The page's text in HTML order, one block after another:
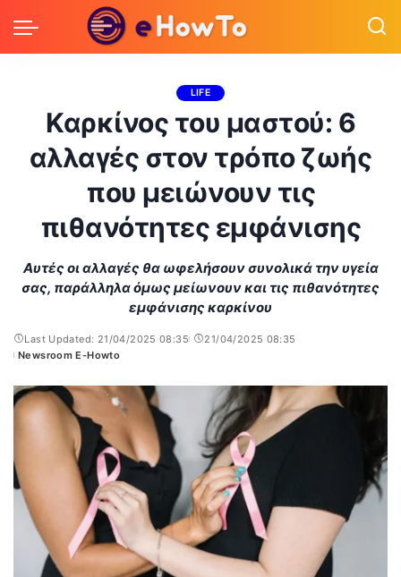
LIFE
Καρκίνος του μαστού: 6
αλλαγές στον τρόπο ζωής
που μειώνουν τις
πιθανότητες εμφάνισης
Αυτές οι αλλαγές θα ωφελήσουν συνολικά την υγεία
σας, παράλληλα όμως μείωνουν και τις πιθανότητες
εμφάνισης καρκίνου
Last Updated: 21/04/2025 08:35
21/04/2025 08:35
Posted
Newsroom E-Howto